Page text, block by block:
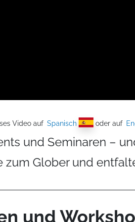
Video auf Spanisch oder auf
und Seminaren –
zum Glober und
und